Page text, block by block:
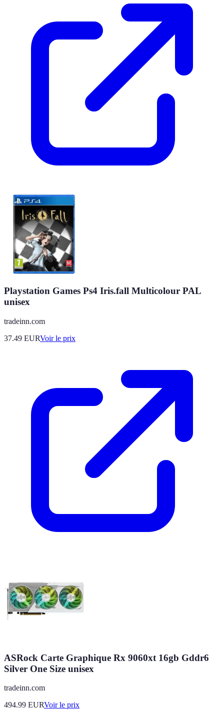
Playstation Games Ps4 Iris.fall Multicolour PAL
unisex
tradeinn.com
37.49 EURVoir le prix
ASRock Carte Graphique Rx 9060xt 16gb Gddr6
Silver One Size unisex
tradeinn.com
494.99 EURVoir le prix